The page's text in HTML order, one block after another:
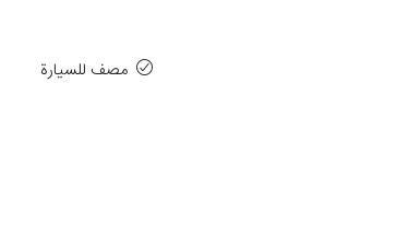
مصف للسيارة